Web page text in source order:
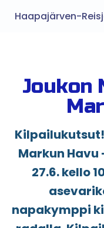
Haapajärven-
Joukon
Markun
27.6. kello
napakymppi